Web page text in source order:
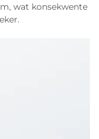
wat konsekwente